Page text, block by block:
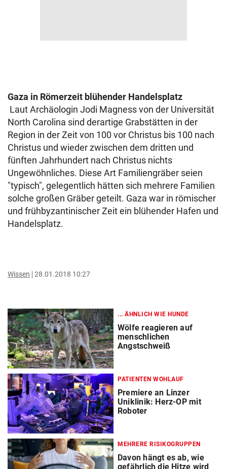
Gaza in Römerzeit blühender Handelsplatz
Laut Archäologin Jodi Magness von der Universität
North Carolina sind derartige Grabstätten in der
Region in der Zeit von 100 vor Christus bis 100 nach
Christus und wieder zwischen dem dritten und
fünften Jahrhundert nach Christus nichts
Ungewöhnliches. Diese Art Familiengräber seien
"typisch", gelegentlich hätten sich mehrere Familien
solche großen Gräber geteilt. Gaza war in römischer
und frühbyzantinischer Zeit ein blühender Hafen und
Handelsplatz.
Wissen 28.01.2018 10:27
... ÄHNLICH WIE HUNDE
Wölfe reagieren auf
menschlichen
Angstschweiß
PATIENTEN WOHLAUF
Premiere an Linzer
Uniklinik: Herz-OP mit
Roboter
MEHRERE RISIKOGRUPPEN
Davon hängt es ab, wie
gefährlich die Hitze wird